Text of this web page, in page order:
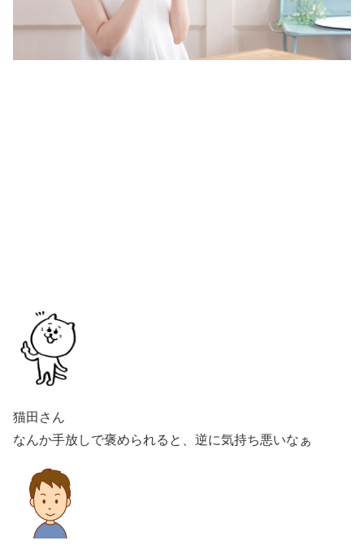
猫田さん
なんか手放しで褒められると、逆に気持ち悪いなぁ